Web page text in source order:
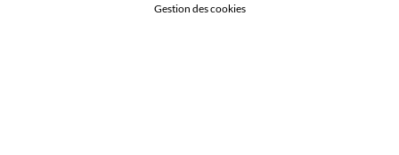
Gestion des cookies